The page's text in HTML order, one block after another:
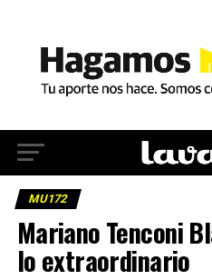
MU172
Mariano Tenconi
lo extraordinario